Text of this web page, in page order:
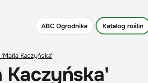
ABC Ogrodnika Katalog roślin
'Maria Kaczyńska'
Kaczyńska'